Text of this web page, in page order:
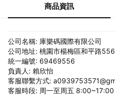
商品資訊
公司名稱: 庫樂碼國際有限公司
公司地址: 桃園市楊梅區和平路
統一編號: 69469556
負責人: 賴欣怡
客服聯繫方式:
客服時段: 周一至周五 8:00~17:00